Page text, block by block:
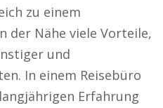
zu einem
der Nähe viele Vorteile,
und
In einem Reisebüro
Erfahrung